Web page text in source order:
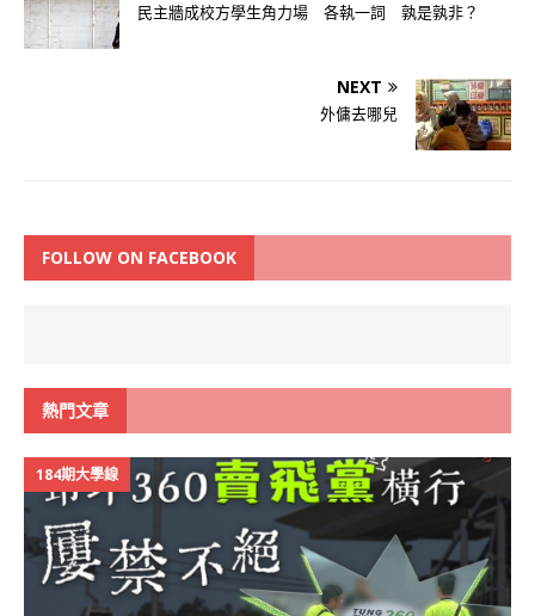
民主牆成校方學生角力場 各執一詞 孰是孰非？
NEXT
外傭去哪兒
FOLLOW ON FACEBOOK
熱門文章
184期大學線